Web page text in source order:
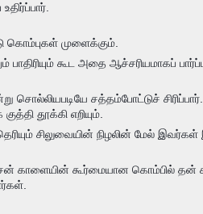
கொம்புகள் முளைக்கும்.
கூட அதை ஆச்சரியமாகப்
சொல்லியபடியே சத்தம்போட்டுச்
தூக்கி எறியும்.
சிலுவையின் நிழலின் மேல்
காளையின் கூர்மையான கொம்பில் தன்